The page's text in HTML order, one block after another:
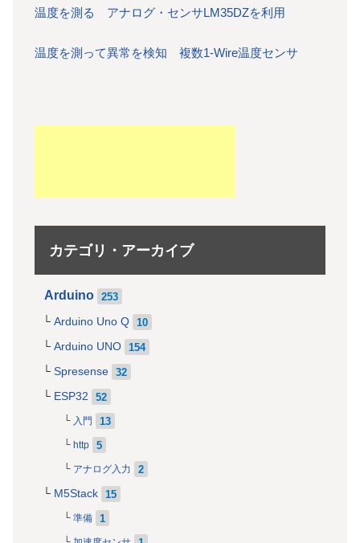
温度を測る アナログ・センサLM35DZを利用
温度を測って異常を検知 複数1-Wire温度センサ
カテゴリ・アーカイブ
Arduino 253
Arduino Uno Q 10
Arduino UNO 154
Spresense 32
ESP32 52
入門 13
http 5
アナログ入力 2
M5Stack 15
準備 1